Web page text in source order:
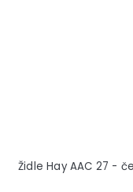
Židle Hay AAC 27 -